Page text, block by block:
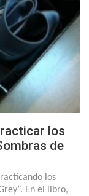
los
de
los
En el libro,